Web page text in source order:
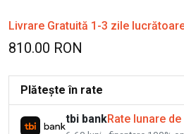
Livrare Gratuită 1-3 zile
810.00 RON
Plătește în rate
tbi bankRate lunare de